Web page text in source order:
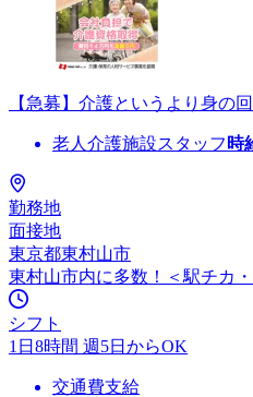
【急募】介護というより身の
老人介護施設スタッフ 時
勤務地
面接地
東京都東村山市
東村山市内に多数！＜駅チカ
シフト
1日8時間 週5日からOK
交通費支給